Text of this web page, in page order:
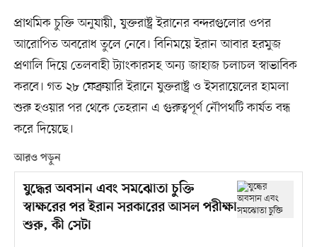
প্রাথমিক চুক্তি অনুযায়ী, যুক্তরাষ্ট্র ইরানের বন্দরগুলোর ওপর
আরোপিত অবরোধ তুলে নেবে। বিনিময়ে ইরান আবার হরমুজ
প্রণালি দিয়ে তেলবাহী ট্যাংকারসহ অন্য জাহাজ চলাচল স্বাভাবিক
করবে। গত ২৮ ফেব্রুয়ারি ইরানে যুক্তরাষ্ট্র ও ইসরায়েলের হামলা
শুরু হওয়ার পর থেকে তেহরান এ গুরুত্বপূর্ণ নৌপথটি কার্যত বন্ধ
করে দিয়েছে।
আরও পড়ুন
যুদ্ধের অবসান এবং সমঝোতা চুক্তি
স্বাক্ষরের পর ইরান সরকারের আসল পরীক্ষা
শুরু, কী সেটা